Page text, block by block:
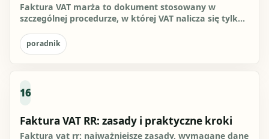
Faktura VAT marża to dokument stosowany w
szczególnej procedurze, w której VAT nalicza się tylko
poradnik
16
Faktura VAT RR: zasady i praktyczne kroki
Faktura vat rr: najważniejsze zasady, wymagane dane